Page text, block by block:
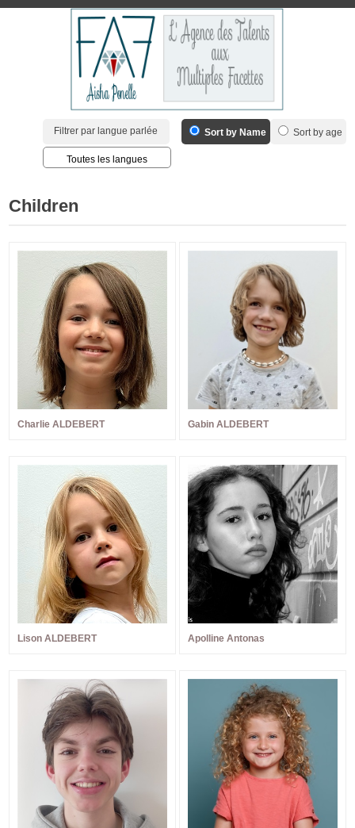
Sort by age
Sort by Name
Filtrer par langue parlée
Toutes les langues
Serbo croate
Américain
Toutes les langues
Children
Charlie ALDEBERT Gabin ALDEBERT
Lison ALDEBERT Apolline Antonas